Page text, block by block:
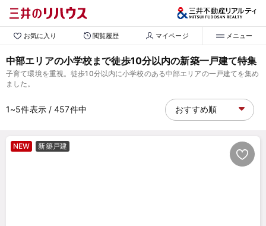
お気に入り 閲覧履歴 マイページ メニュー
中部エリアの小学校まで徒歩10分以内の新築一戸建て特集
子育て環境を重視。徒歩10分以内に小学校のある中部エリアの一戸建てを集め
ました。
1~5件表示/ 457件中
NEW 新築戸建